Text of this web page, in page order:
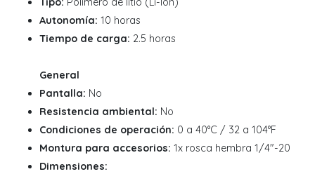
Autonomía: 10 horas
Tiempo de carga: 2.5 horas
General
Pantalla: No
Resistencia ambiental: No
Condiciones de operación: 0 a 40°C / 32 a 104°F
Montura para accesorios: 1x rosca hembra 1/4"-20
Dimensiones: